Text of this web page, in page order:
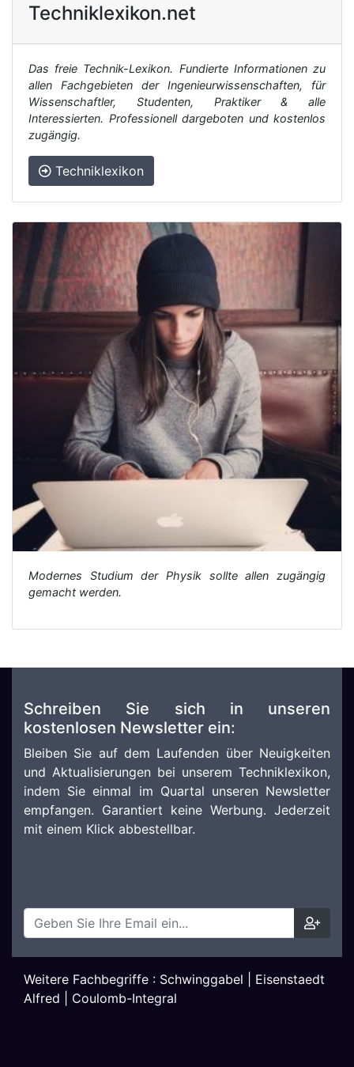
Techniklexikon.net
Das freie Technik-Lexikon. Fundierte Informationen zu
allen Fachgebieten der Ingenieurwissenschaften, für
Wissenschaftler, Studenten, Praktiker & alle
Interessierten. Professionell dargeboten und kostenlos
zugängig.
Techniklexikon
Modernes Studium der Physik sollte allen zugängig
gemacht werden.
Schreiben Sie sich in unseren
kostenlosen Newsletter ein:
Bleiben Sie auf dem Laufenden über Neuigkeiten
und Aktualisierungen bei unserem Techniklexikon,
indem Sie einmal im Quartal unseren Newsletter
empfangen. Garantiert keine Werbung. Jederzeit
mit einem Klick abbestellbar.
Weitere Fachbegriffe : Schwinggabel
Eisenstaedt
Alfred
Coulomb-Integral